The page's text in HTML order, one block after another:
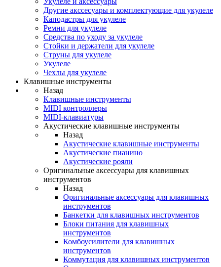
Другие акссесуары и комплектующие для укулеле
Каподастры для укулеле
Ремни для укулеле
Средства по уходу за укулеле
Стойки и держатели для укулеле
Струны для укулеле
Укулеле
Чехлы для укулеле
Клавишные инструменты
Назад
Клавишные инструменты
MIDI контроллеры
MIDI-клавиатуры
Акустические клавишные инструменты
Назад
Акустические клавишные инструменты
Акустические пианино
Акустические рояли
Оригинальные аксессуары для клавишных
инструментов
Назад
Оригинальные аксессуары для клавишных
инструментов
Банкетки для клавишных инструментов
Блоки питания для клавишных
инструментов
Комбоусилители для клавишных
инструментов
Коммутация для клавишных инструментов